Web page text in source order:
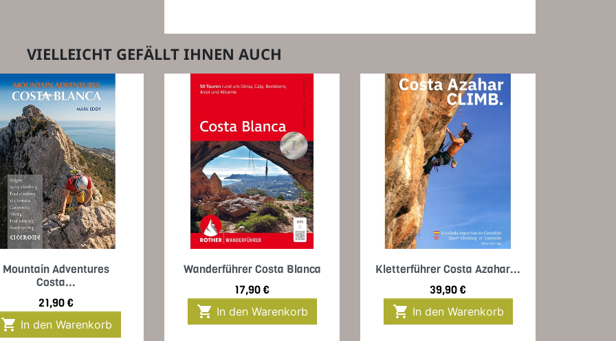
VIELLEICHT GEFÄLLT IHNEN AUCH
Vorschau
Mountain Adventures
Costa...
Preis
21,90 €
 In den Warenkorb
 Vorschau
Wanderführer Costa Blanca
Preis
17,90 €
 In den Warenkorb
 Vorschau
Kletterführer Costa Azahar...
Preis
39,90 €
 In den Warenkorb